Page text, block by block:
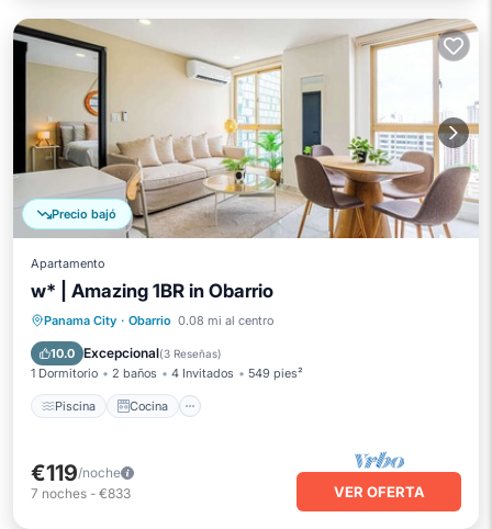
Precio bajó
Apartamento
w* | Amazing 1BR in Obarrio
Panama City · Obarrio 0.08 mi al centro
10.0 Excepcional(3 Reseñas)
1 Dormitorio 2 baños 4 Invitados 549 pies²
Piscina Cocina
Piscina Cocina
Aire acondicionado
Internet
€119/noche
7 noches - €833 VER OFERTA